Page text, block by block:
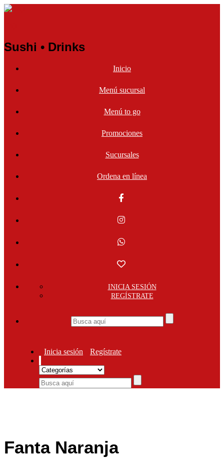
Sushi • Drinks
Inicio
Menú sucursal
Menú to go
Promociones
Sucursales
Ordena en línea
INICIA SESIÓN
REGÍSTRATE
Inicia sesión Regístrate
Fanta Naranja